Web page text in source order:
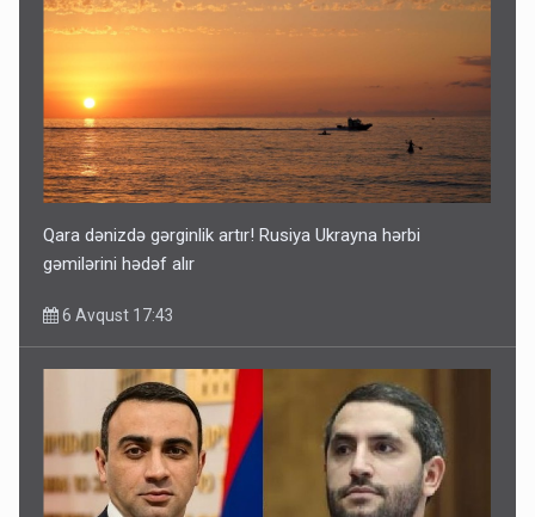
Qara dənizdə gərginlik artır! Rusiya Ukrayna hərbi
gəmilərini hədəf alır
6 Avqust 17:43